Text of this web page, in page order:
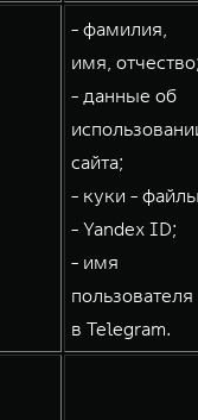
- фамилия,
имя,
- данные об
сайта;
- куки -
- Yandex ID;
- имя
пользователя
в Telegram.